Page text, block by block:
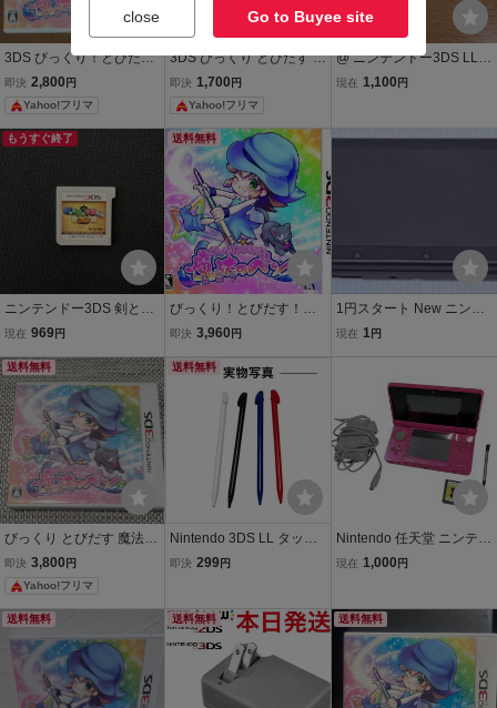
3DS びっくり！とびだ
す！魔法のペン 説明書欠
品 動作確認済み ニンテン
ドー3DS
即決 2,800 円
Yahoo!フリマ
3DS びっくり とびだす 魔
法のペン
即決 1,700 円
Yahoo!フリマ
@ ニンテンドー3DS LL
ホワイト 充電器・タッチ
おまけラブプラスのゲー
現在 1,100 円
もうすぐ終了
ニンテンドー3DS 剣と魔
法と学園モノ。3D ※ソ
現在 969円
送料無料
びっくり！とびだす！魔
法のペン/ニンテンドー3D
即決 3,960 円
1円スタート New ニンテ
ンドー3DS ブラック タッ
現在 1円
送料無料
びっくり とびだす 魔法の
ペン - 3DS
即決 3,800 円
Yahoo!フリマ
送料無料
Nintendo 3DS LL タッチ
ペン 4本セット 互換品 Ne
失対策 4カラー 黒 白 青
赤 タッチ操作
即決 299円
Nintendo 任天堂 ニンテン
ドー 3DS ゲーム機 CTR-0
確認済み
現在 1,000 円
送料無料 送料無料 送料無料
close Go to Buyee site